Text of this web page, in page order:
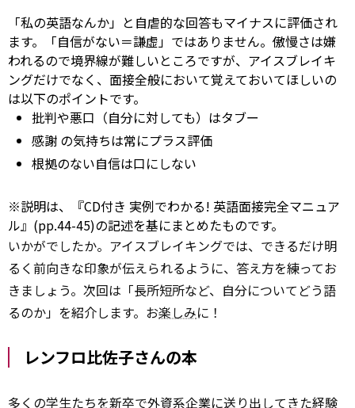
「私の英語なんか」と自虐的な回答もマイナスに評価され
ます。「自信がない＝謙虚」ではありません。傲慢さは嫌
われるので境界線が難しいところですが、アイスブレイキ
ングだけでなく、面接全般において覚えておいてほしいの
は以下のポイントです。
批判や悪口（自分に対しても）はタブー
感謝 の気持ちは常にプラス評価
根拠のない自信は口にしない
※説明は、『CD付き 実例でわかる! 英語面接完全マニュア
ル』(pp.44-45)の記述を基にまとめたものです。
いかがでしたか。アイスブレイキングでは、できるだけ明
るく前向きな印象が伝えられるように、答え方を練ってお
きましょう。次回は「長所短所など、自分についてどう語
るのか」を紹介します。お楽しみに！
レンフロ比佐子さんの本
多くの学生たちを新卒で外資系企業に送り出してきた経験